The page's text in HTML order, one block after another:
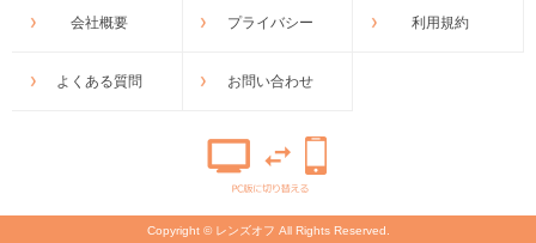
会社概要 プライバシー 利用規約
よくある質問 お問い合わせ
Copyright © レンズオフ All Rights Reserved.